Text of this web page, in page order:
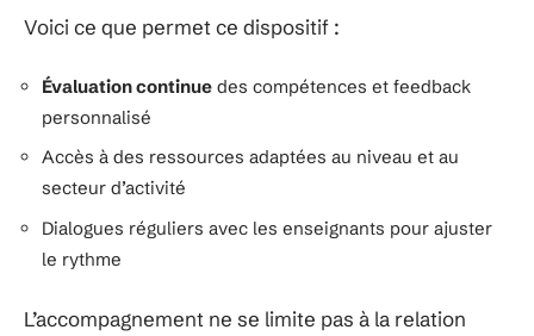
Voici ce que permet ce dispositif :
Évaluation continue des compétences et feedback
personnalisé
Accès à des ressources adaptées au niveau et au
secteur d’activité
Dialogues réguliers avec les enseignants pour ajuster
le rythme
L’accompagnement ne se limite pas à la relation